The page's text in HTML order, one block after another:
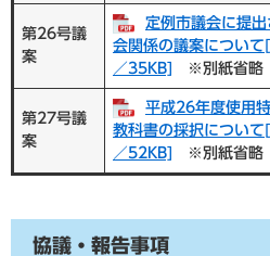
第26号議
案
定例市議会に提
会関係の議案につい
／35KB]
※別紙省略
第27号議
案
平成26年度使用
教科書の採択につい
／52KB]
※別紙省略
協議・報告事項